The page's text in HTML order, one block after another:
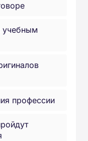
учебным
профессии